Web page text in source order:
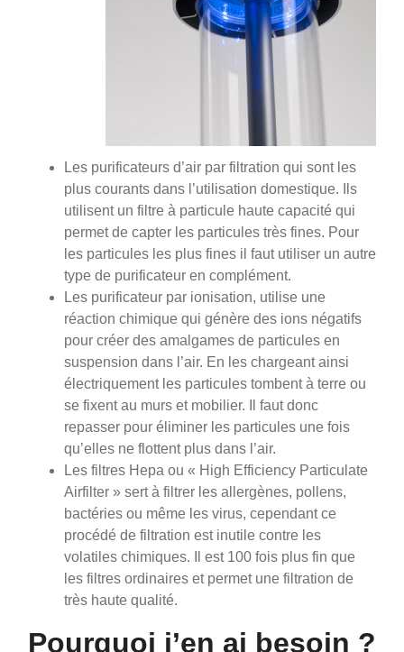
Les purificateurs d’air par filtration qui sont les
plus courants dans l’utilisation domestique. Ils
utilisent un filtre à particule haute capacité qui
permet de capter les particules très fines. Pour
les particules les plus fines il faut utiliser un autre
type de purificateur en complément.
Les purificateur par ionisation, utilise une
réaction chimique qui génère des ions négatifs
pour créer des amalgames de particules en
suspension dans l’air. En les chargeant ainsi
électriquement les particules tombent à terre ou
se fixent au murs et mobilier. Il faut donc
repasser pour éliminer les particules une fois
qu’elles ne flottent plus dans l’air.
Les filtres Hepa ou « High Efficiency Particulate
Airfilter » sert à filtrer les allergènes, pollens,
bactéries ou même les virus, cependant ce
procédé de filtration est inutile contre les
volatiles chimiques. Il est 100 fois plus fin que
les filtres ordinaires et permet une filtration de
très haute qualité.
Pourquoi j’en ai besoin ?